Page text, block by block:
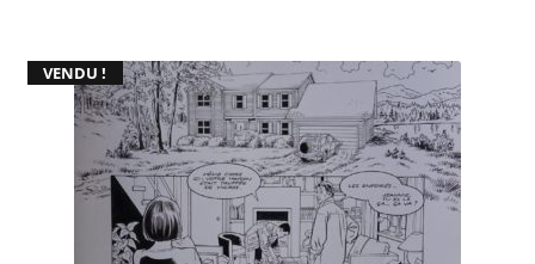
VENDU !